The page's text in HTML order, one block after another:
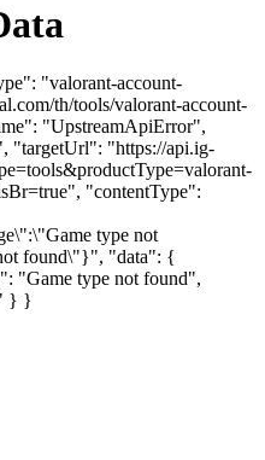
"valorant-account-
th/tools/valorant-account-
"UpstreamApiError",
"targetUrl": "https://api.ig-
"contentType":
type not
found\"}", "data": {
"Game type not found",
} }